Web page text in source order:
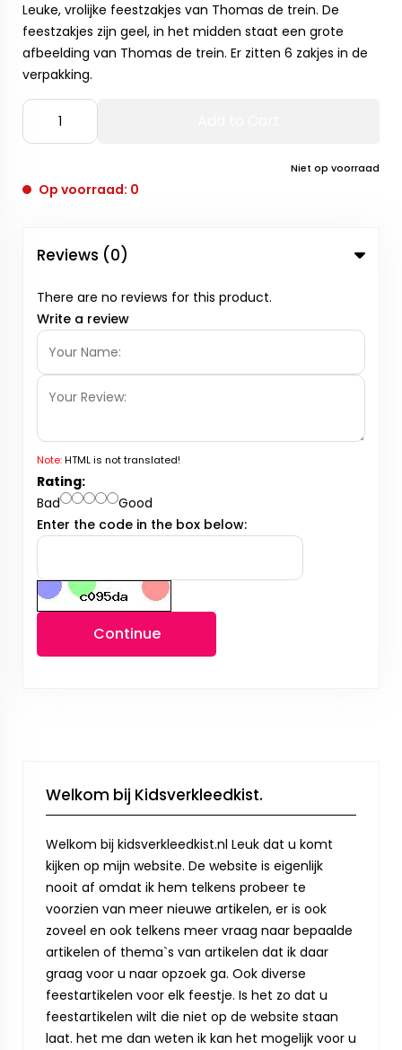
Leuke, vrolijke feestzakjes van Thomas de trein. De
feestzakjes zijn geel, in het midden staat een grote
afbeelding van Thomas de trein. Er zitten 6 zakjes in de
verpakking.
Niet op voorraad
Op voorraad: 0
Reviews (0)
There are no reviews for this product.
Write a review
Note:HTML is not translated!
Rating:
Bad
Good
Enter the code in the box below:
Continue
Welkom bij Kidsverkleedkist.
Welkom bij kidsverkleedkist.nl Leuk dat u komt
kijken op mijn website. De website is eigenlijk
nooit af omdat ik hem telkens probeer te
voorzien van meer nieuwe artikelen, er is ook
zoveel en ook telkens meer vraag naar bepaalde
artikelen of thema`s van artikelen dat ik daar
graag voor u naar opzoek ga. Ook diverse
feestartikelen voor elk feestje. Is het zo dat u
feestartikelen wilt die niet op de website staan
laat. het me dan weten ik kan het mogelijk voor u